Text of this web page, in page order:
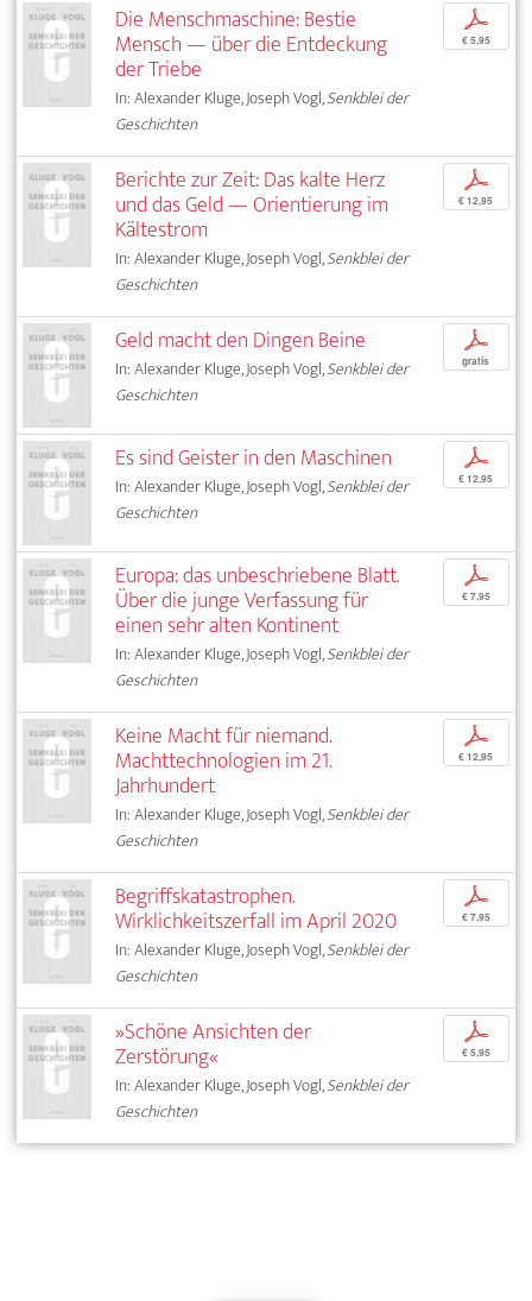
Die Menschmaschine: Bestie
Mensch — über die Entdeckung
der Triebe
In: Alexander Kluge, Joseph Vogl,Senkblei der
Geschichten
p
€ 5,95
Berichte zur Zeit: Das kalte Herz
und das Geld — Orientierung im
Kältestrom
In: Alexander Kluge, Joseph Vogl,Senkblei der
Geschichten
p
€ 12,95
Geld macht den Dingen Beine
In: Alexander Kluge, Joseph Vogl,Senkblei der
Geschichten
p
gratis
Es sind Geister in den Maschinen
In: Alexander Kluge, Joseph Vogl,Senkblei der
Geschichten
p
€ 12,95
Europa: das unbeschriebene Blatt.
Über die junge Verfassung für
einen sehr alten Kontinent
In: Alexander Kluge, Joseph Vogl,Senkblei der
Geschichten
p
€ 7,95
Keine Macht für niemand.
Machttechnologien im 21.
Jahrhundert
In: Alexander Kluge, Joseph Vogl,Senkblei der
Geschichten
p
€ 12,95
Begriffskatastrophen.
Wirklichkeitszerfall im April 2020
In: Alexander Kluge, Joseph Vogl,Senkblei der
Geschichten
p
€ 7,95
»Schöne Ansichten der
Zerstörung«
In: Alexander Kluge, Joseph Vogl,Senkblei der
Geschichten
p
€ 5,95